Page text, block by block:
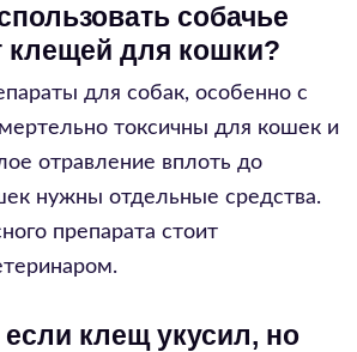
собачье
клещей для кошки?
для собак, особенно с
токсичны для кошек и
отравление вплоть до
нужны отдельные средства.
препарата стоит
клещ укусил, но